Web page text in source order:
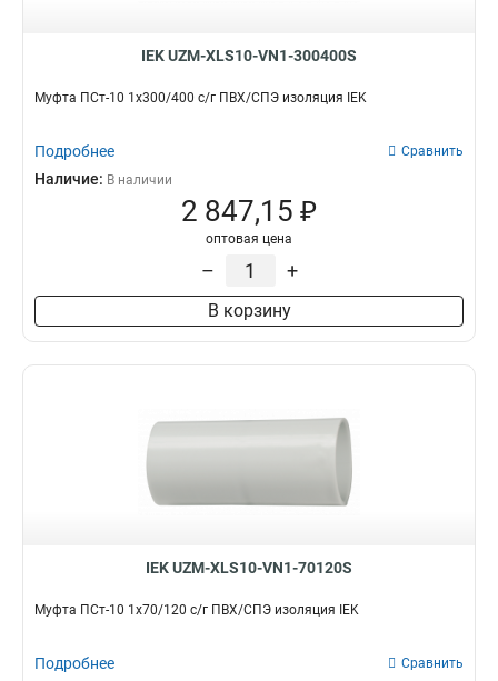
IEK UZM-XLS10-VN1-300400S
Муфта ПСт-10 1х300/400 с/г ПВХ/СПЭ изоляция IEK
Подробнее Сравнить
Наличие: В наличии
2 847,15 ₽
оптовая цена
– +
В корзину
IEK UZM-XLS10-VN1-70120S
Муфта ПСт-10 1х70/120 с/г ПВХ/СПЭ изоляция IEK
Подробнее Сравнить